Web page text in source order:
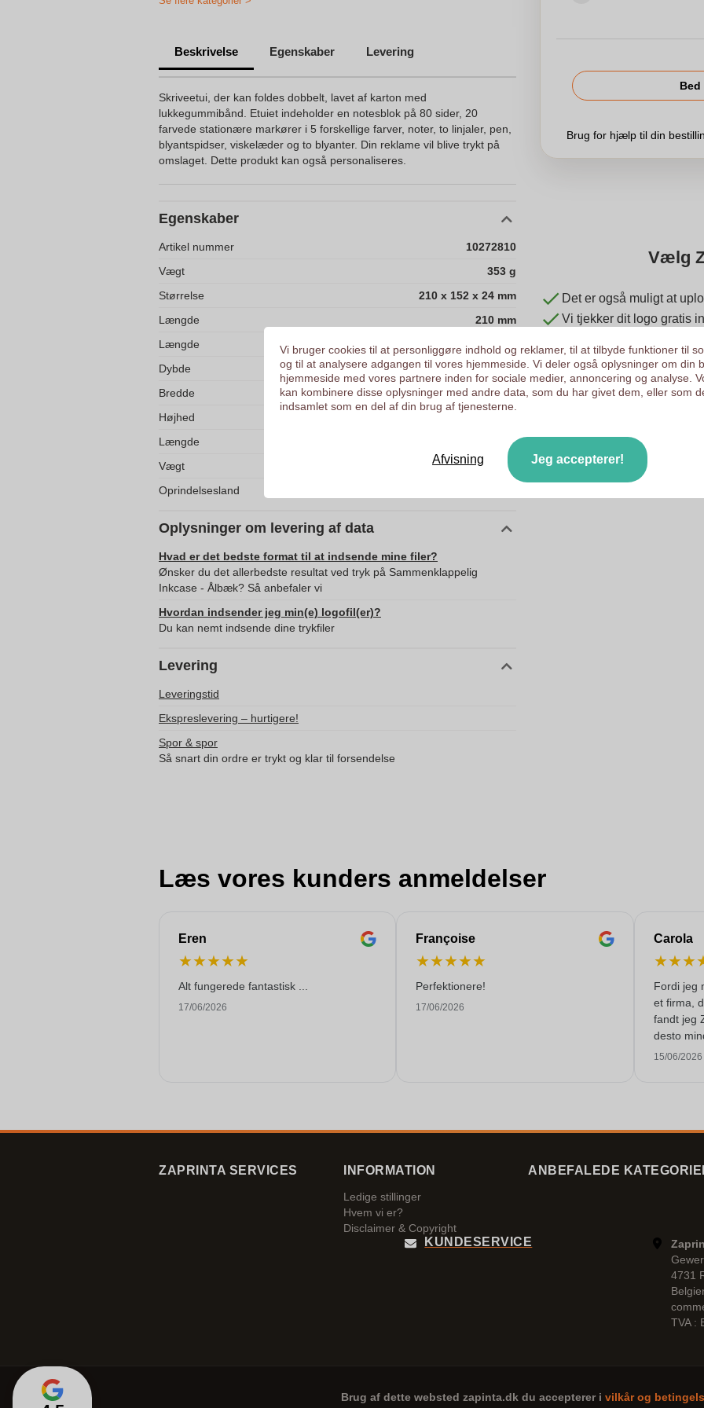
Beskrivelse Egenskaber Levering
Skriveetui, der kan foldes dobbelt, lavet af karton med
lukkegummibånd. Etuiet indeholder en notesblok på 80 sider, 20
farvede stationære markører i 5 forskellige farver, noter, to linjaler, pen,
blyantspidser, viskelæder og to blyanter. Din reklame vil blive trykt på
omslaget. Dette produkt kan også personaliseres.
Egenskaber
Artikel nummer
10272810
Vægt
353 g
Størrelse
210 x 152 x 24 mm
Længde
210 mm
Længde
152 mm
Dybde
24 mm
Bredde
152.0
Højhed
Længde
24.0
Vægt
353.0
Oprindelsesland
Oplysninger om levering af data
Hvad er det bedste format til at indsende mine filer?
Ønsker du det allerbedste resultat ved tryk på Sammenklappelig
Inkcase - Ålbæk? Så anbefaler vi
Hvordan indsender jeg min(e) logofil(er)?
Du kan nemt indsende dine trykfiler
Levering
Leveringstid
Ekspreslevering – hurtigere!
Spor & spor
Så snart din ordre er trykt og klar til forsendelse
Bed
Brug for hjælp til din
Vælg
Det er også muligt at
Vi tjekker dit logo gratis
Læs vores kunders anmeldelser
Eren
★★★★★
Alt fungerede fantastisk ...
17/06/2026
Françoise
★★★★★
Perfektionere!
17/06/2026
Carola
★★★
Fordi jeg
et firma,
fandt jeg
desto
levere
15/06/2026
ZAPRINTA SERVICES INFORMATION
Ledige stillinger
Hvem vi er?
Disclaimer & Copyright
ANBEFALEDE
KUNDESERVICE
4731
TVA :
Brug af dette websted zapinta.dk du accepterer i vilkår og
Vi bruger cookies til at personliggøre indhold og reklamer, til at tilbyde funktioner til
og til at analysere adgangen til vores hjemmeside. Vi deler også oplysninger om din
hjemmeside med vores partnere inden for sociale medier, annoncering og analyse.
kan kombinere disse oplysninger med andre data, som du har givet dem, eller som
indsamlet som en del af din brug af tjenesterne.
Afvisning Jeg accepterer!